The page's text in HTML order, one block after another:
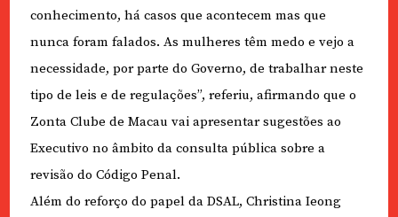
conhecimento, há casos que acontecem mas que
nunca foram falados. As mulheres têm medo e vejo a
necessidade, por parte do Governo, de trabalhar neste
tipo de leis e de regulações”, referiu, afirmando que o
Zonta Clube de Macau vai apresentar sugestões ao
Executivo no âmbito da consulta pública sobre a
revisão do Código Penal.
Além do reforço do papel da DSAL, Christina Ieong